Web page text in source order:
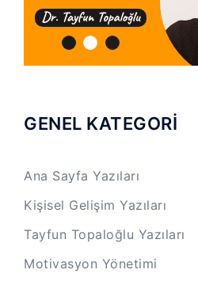
GENEL KATEGORİ
Ana Sayfa Yazıları
Kişisel Gelişim Yazıları
Tayfun Topaloğlu Yazıları
Motivasyon Yönetimi